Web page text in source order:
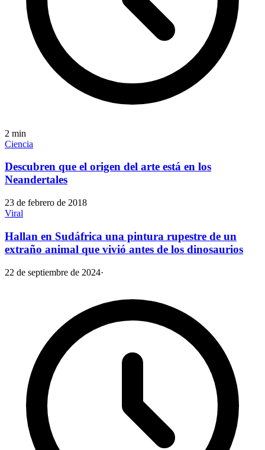
2 min
Ciencia
Descubren que el origen del arte está en los
Neandertales
23 de febrero de 2018
Viral
Hallan en Sudáfrica una pintura rupestre de un
extraño animal que vivió antes de los dinosaurios
22 de septiembre de 2024·